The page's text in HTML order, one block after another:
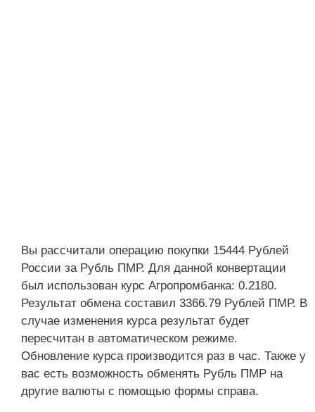
Вы рассчитали операцию покупки 15444 Рублей
России за Рубль ПМР. Для данной конвертации
был использован курс Агропромбанка: 0.2180.
Результат обмена составил 3366.79 Рублей ПМР. В
случае изменения курса результат будет
пересчитан в автоматическом режиме.
Обновление курса производится раз в час. Также у
вас есть возможность обменять Рубль ПМР на
другие валюты с помощью формы справа.